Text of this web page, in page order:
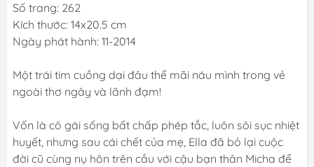
Số trang: 262
Kích thước: 14x20.5 cm
Ngày phát hành: 11-2014
Một trái tim cuồng dại đâu thể mãi náu mình trong vẻ
ngoài thơ ngây và lãnh đạm!
Vốn là cô gái sống bất chấp phép tắc, luôn sôi sục nhiệt
huyết, nhưng sau cái chết của mẹ, Ella đã bỏ lại cuộc
đời cũ cùng nụ hôn trên cầu với cậu bạn thân Micha để